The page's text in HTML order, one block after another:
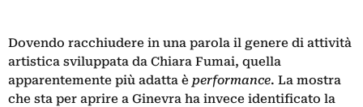
Dovendo racchiudere in una parola il genere di attività
artistica sviluppata da Chiara Fumai, quella
apparentemente più adatta è performance. La mostra
che sta per aprire a Ginevra ha invece identificato la